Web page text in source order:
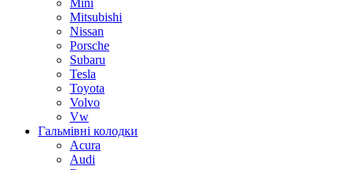
Mini
Mitsubishi
Nissan
Porsche
Subaru
Tesla
Toyota
Volvo
Vw
Гальмівні колодки
Acura
Audi